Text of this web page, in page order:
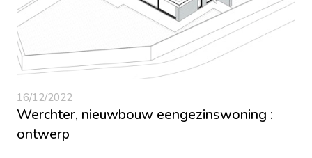
16/12/2022
Werchter, nieuwbouw eengezinswoning :
ontwerp